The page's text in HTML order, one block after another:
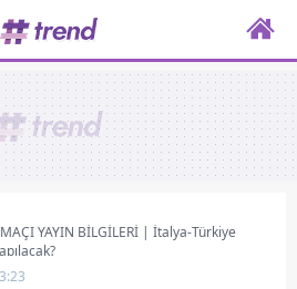
MAÇI YAYIN BİLGİLERİ | İtalya-Türkiye